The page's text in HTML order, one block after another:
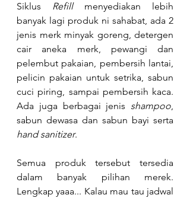
Siklus Refill menyediakan lebih
banyak lagi produk ni sahabat, ada 2
jenis merk minyak goreng, detergen
cair aneka merk, pewangi dan
pelembut pakaian, pembersih lantai,
pelicin pakaian untuk setrika, sabun
cuci piring, sampai pembersih kaca.
Ada juga berbagai jenis shampoo,
hand sanitizer.
Semua produk tersebut tersedia
dalam banyak pilihan merek.
Lengkap yaaa... Kalau mau tau jadwal